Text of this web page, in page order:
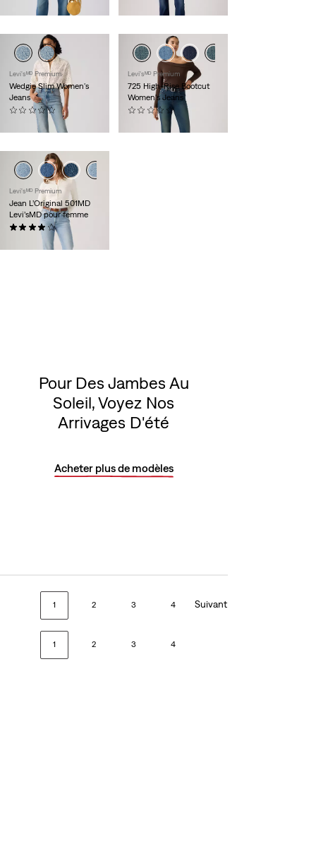
118,00 $
Levi'sᴹᴰ Premium
Wedgie Slim Women's
Jeans
(0)
118,00 $
Levi'sᴹᴰ Premium
725 High-Rise Bootcut
Women's Jeans
118,00 $
Levi'sᴹᴰ Premium
Jean L’Original 501MD
Levi’sMD pour femme
(630)
Pour Des Jambes Au
Soleil, Voyez Nos
Arrivages D'été
Acheter plus de modèles
1 2 3 4 Suivant
1 2 3 4